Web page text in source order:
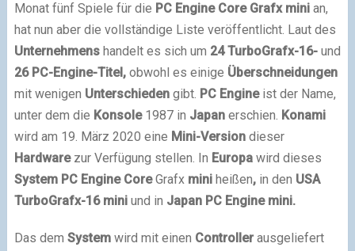
Monat fünf Spiele für die PC Engine Core Grafx minian,
hat nun aber die vollständige Liste veröffentlicht. Laut des
Unternehmenshandelt es sich um 24 TurboGrafx-16-und
26 PC-Engine-Titel,obwohl es einige Überschneidungen
mit wenigen Unterschiedengibt. PC Engineist der Name,
unter dem die Konsole1987 in Japanerschien. Konami
wird am 19. März 2020 eine Mini-Versiondieser
Hardwarezur Verfügung stellen. In Europawird dieses
System PC Engine CoreGrafx mini heißen,in den USA
TurboGrafx-16 miniund in Japan PC Engine mini.
Das dem Systemwird mit einen Controllerausgeliefert